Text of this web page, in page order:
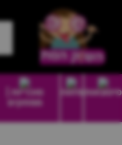
סיטונאותמזווה
סוכריות |
ממתקים